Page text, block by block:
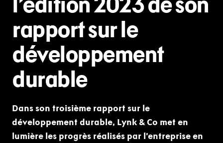
rapport sur le
développement
durable
Dans son troisième rapport sur le
développement durable, Lynk & Co met en
lumière les progrès réalisés par l’entreprise en